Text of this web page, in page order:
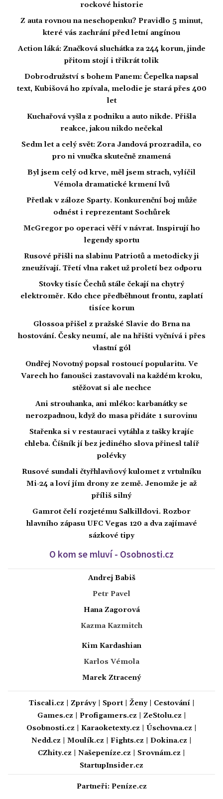
rockové historie
Z auta rovnou na neschopenku? Pravidlo 5 minut,
které vás zachrání před letní angínou
Action láká: Značková sluchátka za 244 korun, jinde
přitom stojí i třikrát tolik
Dobrodružství s bohem Panem: Čepelka napsal
text, Kubišová ho zpívala, melodie je stará přes 400
let
Kuchařová vyšla z podniku a auto nikde. Přišla
reakce, jakou nikdo nečekal
Sedm let a celý svět: Zora Jandová prozradila, co
pro ni vnučka skutečně znamená
Byl jsem celý od krve, měl jsem strach, vylíčil
Vémola dramatické krmení lvů
Přetlak v záloze Sparty. Konkurenční boj může
odnést i reprezentant Sochůrek
McGregor po operaci věří v návrat. Inspirují ho
legendy sportu
Rusové přišli na slabinu Patriotů a metodicky ji
zneužívají. Třetí vlna raket už proletí bez odporu
Stovky tisíc Čechů stále čekají na chytrý
elektroměr. Kdo chce předběhnout frontu, zaplatí
tisíce korun
Glossoa přišel z pražské Slavie do Brna na
hostování. Česky neumí, ale na hřišti vyčnívá i přes
vlastní gól
Ondřej Novotný popsal rostoucí popularitu. Ve
Varech ho fanoušci zastavovali na každém kroku,
stěžovat si ale nechce
Ani strouhanka, ani mléko: karbanátky se
nerozpadnou, když do masa přidáte 1 surovinu
Stařenka si v restauraci vytáhla z tašky krajíc
chleba. Číšník jí bez jediného slova přinesl talíř
polévky
Rusové sundali čtyřhlavňový kulomet z vrtulníku
Mi-24 a loví jím drony ze země. Jenomže je až
příliš silný
Gamrot čelí rozjetému Salkilldovi. Rozbor
hlavního zápasu UFC Vegas 120 a dva zajímavé
sázkové tipy
O kom se mluví - Osobnosti.cz
Andrej Babiš
Petr Pavel
Hana Zagorová
Kazma Kazmitch
Kim Kardashian
Karlos Vémola
Marek Ztracený
Tiscali.cz Zprávy| Sport| Ženy| Cestování|
Games.cz
Profigamers.cz ZeStolu.cz
Osobnosti.cz
Karaoketexty.cz Úschovna.cz
Nedd.cz
Moulík.cz Fights.cz Dokina.cz
CZhity.cz
Našepeníze.cz Srovnám.cz
StartupInsider.cz
Partneři: Peníze.cz